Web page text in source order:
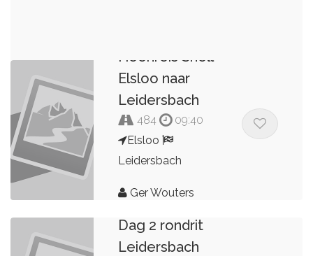
Heenreis Shell
Elsloo naar
Leidersbach
484
09:40
Elsloo
Leidersbach
Ger Wouters
Dag 2 rondrit
Leidersbach